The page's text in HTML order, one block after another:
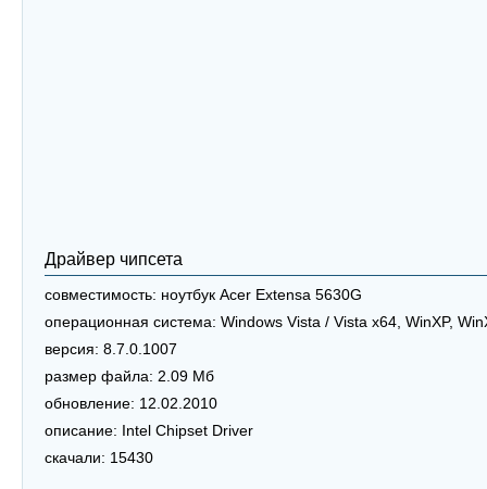
Драйвер чипсета
совместимость: ноутбук Acer Extensa 5630G
операционная система: Windows Vista / Vista x64, WinXP,
версия: 8.7.0.1007
размер файла: 2.09 Мб
обновление: 12.02.2010
описание: Intel Chipset Driver
скачали: 15430